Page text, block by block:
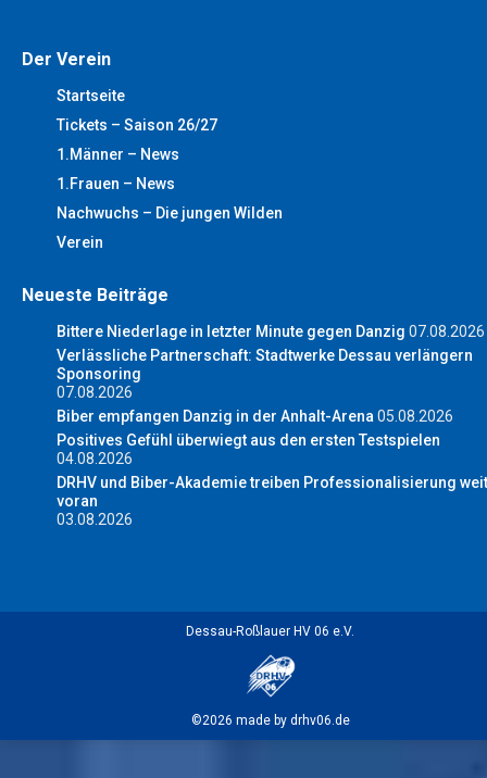
Der Verein
Startseite
Tickets – Saison 26/27
1.Männer – News
1.Frauen – News
Nachwuchs – Die jungen Wilden
Verein
Neueste Beiträge
Bittere Niederlage in letzter Minute gegen Danzig 07.08.2026
Verlässliche Partnerschaft: Stadtwerke Dessau verlängern
Sponsoring
07.08.2026
Biber empfangen Danzig in der Anhalt-Arena 05.08.2026
Positives Gefühl überwiegt aus den ersten Testspielen
04.08.2026
DRHV und Biber-Akademie treiben Professionalisierung
voran
03.08.2026
Dessau-Roßlauer HV 06 e.V.
©2026 made by drhv06.de